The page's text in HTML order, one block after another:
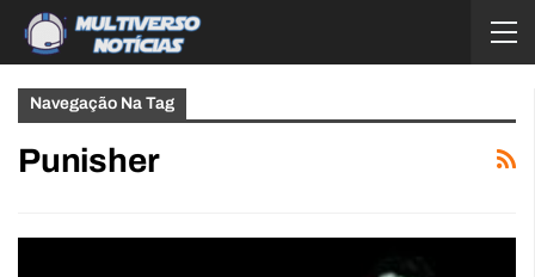
Navegação Na Tag
Punisher